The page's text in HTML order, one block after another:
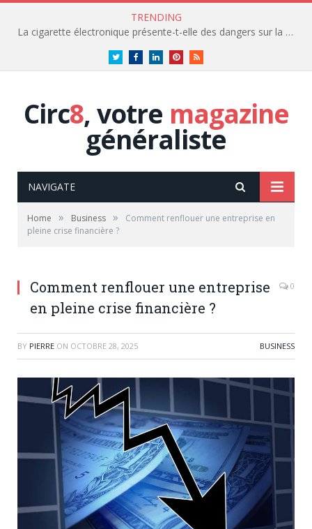
TRENDING
La cigarette électronique présente-t-elle des dangers sur la santé?
TwitterFacebookLinkedInPinterestRSS
Circ8, votre magazine
généraliste
NAVIGATE
Home » Business »
Comment renflouer une entreprise en
pleine crise financière ?
Comment renflouer une entreprise
en pleine crise financière ?
0
BY PIERRE ON OCTOBRE 28, 2025 BUSINESS